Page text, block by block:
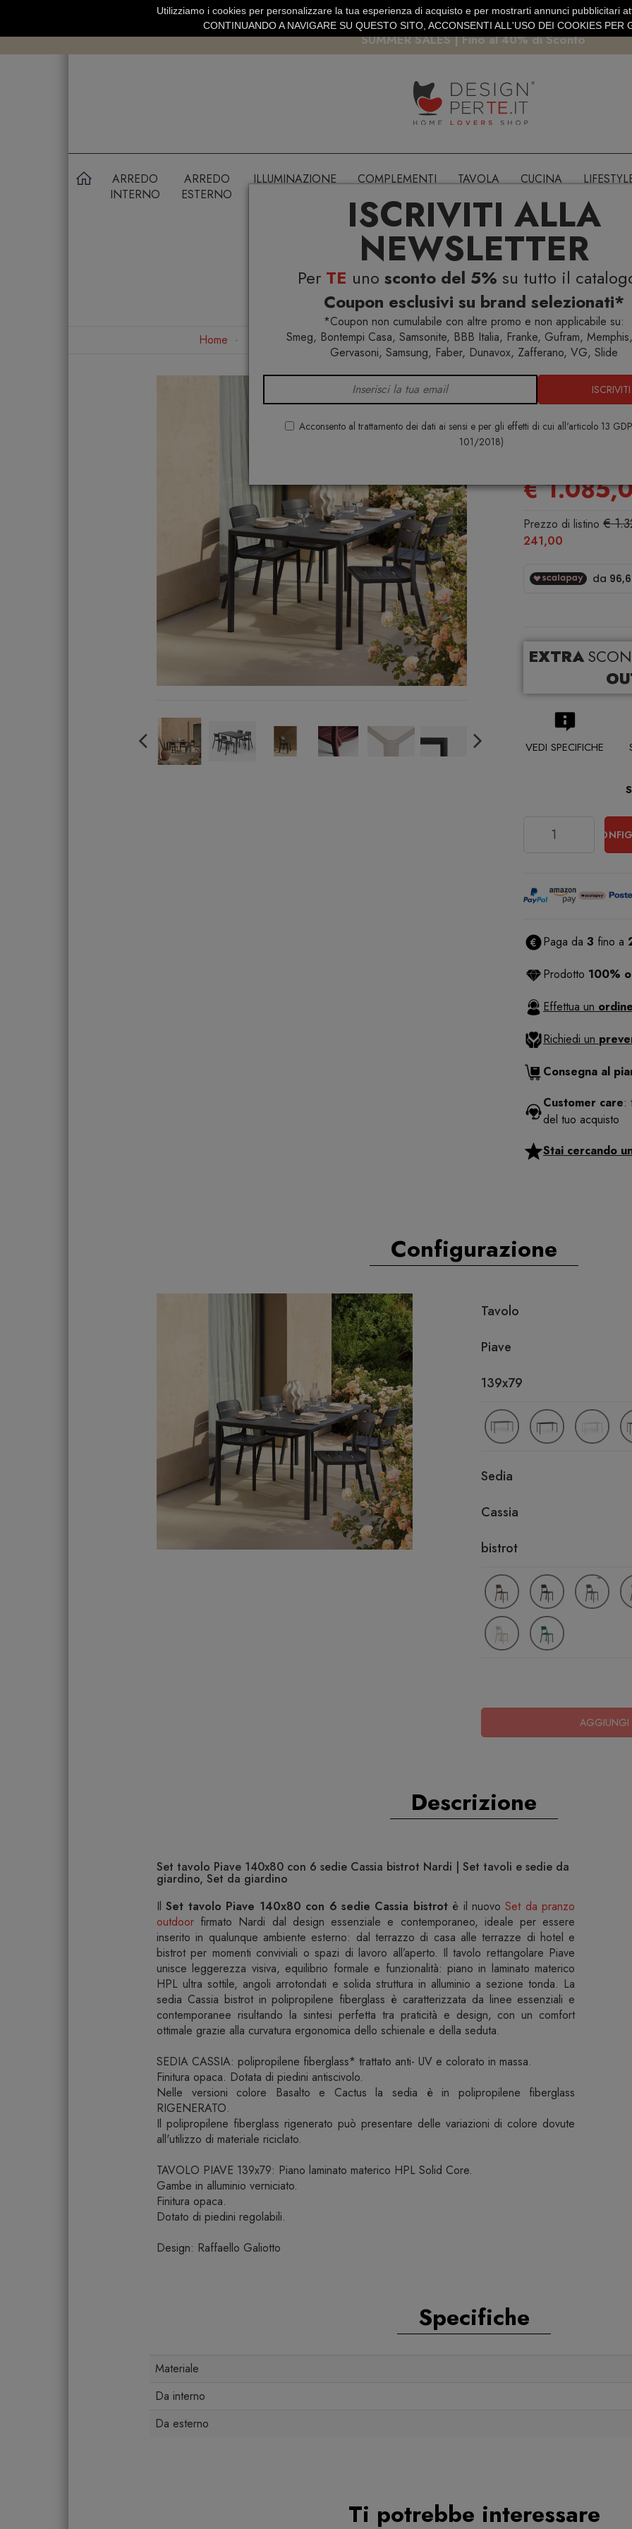
ISCRIVITI ALLA
NEWSLETTER
Per TE uno sconto del 5% su tutto il
Coupon esclusivi su brand selezionati*
*Coupon non cumulabile con altre promo e non applicabile su:
Smeg, Bontempi Casa, Samsonite, BBB Italia, Franke, Gufram,
Gervasoni, Samsung, Faber, Dunavox, Zafferano, VG, Slide
ISCRIVITI
Acconsento al trattamento dei dati ai sensi e per gli effetti di cui all'articolo 13
101/2018)
SPEDIZIONE GRATUITA SOPRA 99 EURO PAGAMENTO SICURO PAYPAL · CARTA DI CREDITO
SUMMER SALES | Fino al 40% di Sconto
ARREDO
INTERNO
ARREDO
ESTERNO
ILLUMINAZIONE COMPLEMENTI TAVOLA CUCINA
Home Arredo esterno Set tavoli e sedie da giardino Set tavolo Piave 140x80
Set tavolo
6 sedie
€
Prezzo di listino €
241,00
EXTRA
VEDI SPECIFICHE
Paga da 3 fino a
Prodotto 100%
Effettua un
Richiedi un
Consegna al
Customer care:
del tuo acquisto
Stai cercando
Configurazione
Tavolo
Piave
139x79
Sedia
Cassia
bistrot
AGGIUNGI
Descrizione
Set tavolo Piave 140x80 con 6 sedie Cassia bistrot Nardi | Set tavoli e sedie da
giardino, Set da giardino
IlSet tavolo Piave 140x80 con 6 sedie Cassia bistrotè il nuovoSet da pranzo
outdoor firmato Nardi dal design essenziale e contemporaneo, ideale per essere
inserito in qualunque ambiente esterno: dal terrazzo di casa alle terrazze di hotel e
bistrot per momenti conviviali o spazi di lavoro all’aperto. Il tavolo rettangolare Piave
unisce leggerezza visiva, equilibrio formale e funzionalità: piano in laminato materico
HPL ultra sottile, angoli arrotondati e solida struttura in alluminio a sezione tonda. La
sedia Cassia bistrot in polipropilene fiberglass è caratterizzata da linee essenziali e
contemporanee risultando la sintesi perfetta tra praticità e design, con un comfort
ottimale grazie alla curvatura ergonomica dello schienale e della seduta.
SEDIA CASSIA: polipropilene fiberglass* trattato anti- UV e colorato in massa.
Finitura opaca. Dotata di piedini antiscivolo.
Nelle versioni colore Basalto e Cactus la sedia è in polipropilene fiberglass
RIGENERATO.
Il polipropilene fiberglass rigenerato può presentare delle variazioni di colore dovute
all'utilizzo di materiale riciclato.
TAVOLO PIAVE 139x79: Piano laminato materico HPL Solid Core.
Gambe in alluminio verniciato.
Finitura opaca.
Dotato di piedini regolabili.
Design: Raffaello Galiotto
Specifiche
Materiale
Da interno
Da esterno
Ti potrebbe interessare
Utilizziamo i cookies per personalizzare la tua esperienza di acquisto e per mostrarti annunci pubblicitari
CONTINUANDO A NAVIGARE SU QUESTO SITO, ACCONSENTI ALL'USO DEI COOKIES PER